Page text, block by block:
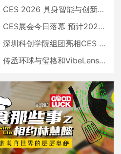
CES 2026 具身智能与创新领域 中国公司大放异彩
CES展会今日落幕 预计2026行业收入将超五千亿美元
深圳科创学院组团亮相CES 广受好评
传丞环球与玺格和VibeLens共同推出全新耳机